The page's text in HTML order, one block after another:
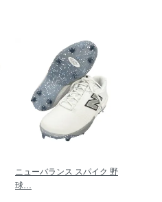
ニューバランス スパイク 野
球…